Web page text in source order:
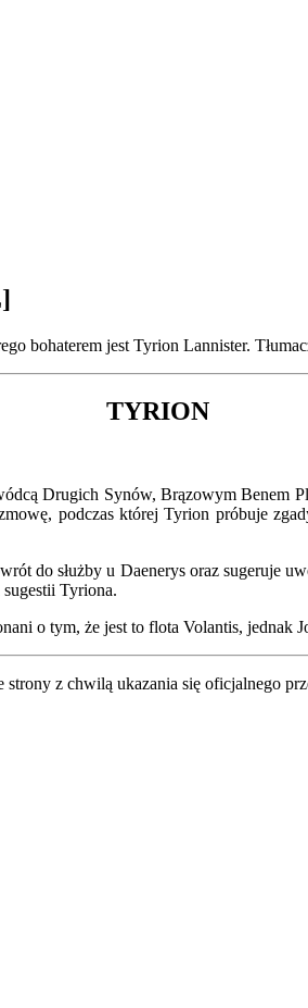
bohaterem jest Tyrion Lannister.
TYRION
Drugich Synów, Brązowym Benem
podczas której Tyrion próbuje
do służby u Daenerys oraz sugeruje
Tyriona.
o tym, że jest to flota Volantis, jednak
z chwilą ukazania się oficjalnego